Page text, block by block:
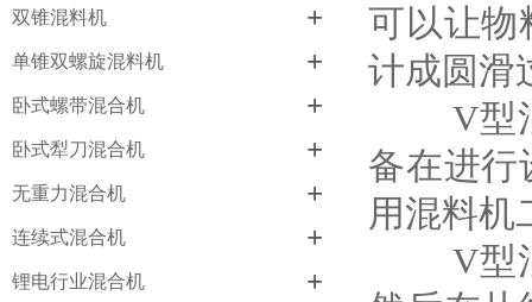
双锥混料机 +
单锥双螺旋混料机 +
卧式螺带混合机 +
卧式犁刀混合机 +
无重力混合机 +
连续式混合机 +
锂电行业混合机 +
可以让物
计成圆滑
V型混
备在进行
用混料机
V型混